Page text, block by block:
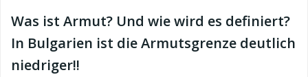
Was ist Armut? Und wie wird es definiert?
In Bulgarien ist die Armutsgrenze deutlich
niedriger!!